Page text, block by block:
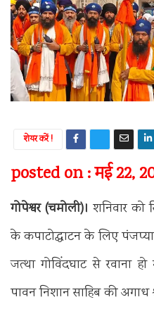
शेयर करें !
posted on : मई 22,
गोपेश्वर (चमोली)। शनिवार को
के कपाटोद्घाटन के लिए
जत्था गोविंदघाट से रवाना
पावन निशान साहिब की अगाध